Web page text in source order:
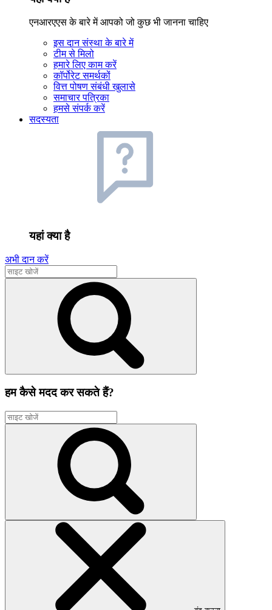
एनआरएएस के बारे में आपको जो कुछ भी जानना चाहिए
इस दान संस्था के बारे में
टीम से मिलो
हमारे लिए काम करें
कॉर्पोरेट समर्थकों
वित्त पोषण संबंधी खुलासे
समाचार पत्रिका
हमसे संपर्क करें
सदस्यता
यहां क्या है
अभी दान करें
हम कैसे मदद कर सकते हैं?